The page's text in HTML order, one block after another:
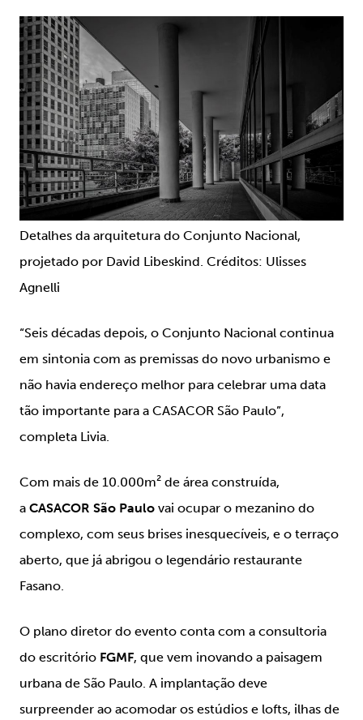
Detalhes da arquitetura do Conjunto Nacional,
projetado por David Libeskind. Créditos: Ulisses
Agnelli
“Seis décadas depois, o Conjunto Nacional continua
em sintonia com as premissas do novo urbanismo e
não havia endereço melhor para celebrar uma data
tão importante para a CASACOR São Paulo”,
completa Livia.
Com mais de 10.000m² de área construída,
a CASACOR São Paulo vai ocupar o mezanino do
complexo, com seus brises inesquecíveis, e o terraço
aberto, que já abrigou o legendário restaurante
Fasano.
O plano diretor do evento conta com a consultoria
do escritório FGMF, que vem inovando a paisagem
urbana de São Paulo. A implantação deve
surpreender ao acomodar os estúdios e lofts, ilhas de